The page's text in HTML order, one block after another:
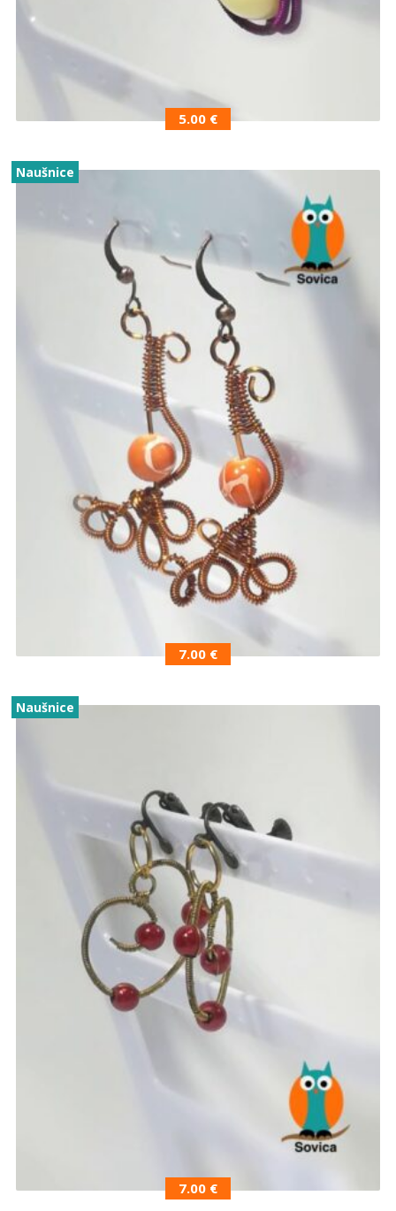
5.00 €
Naušnice
7.00 €
Naušnice
7.00 €